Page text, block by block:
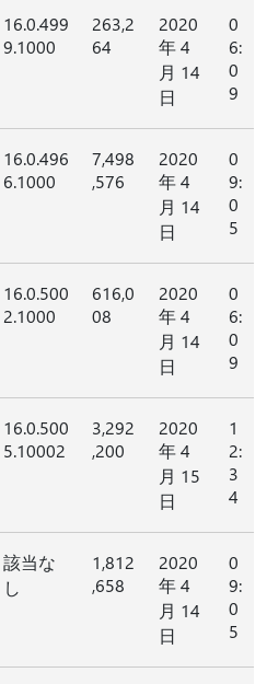
16.0.499
9.1000
263,2
64
2020
年 4
月 14
日
0
6:
0
9
16.0.496
6.1000
7,498
,576
2020
年 4
月 14
日
0
9:
0
5
16.0.500
2.1000
616,0
08
2020
年 4
月 14
日
0
6:
0
9
16.0.500
5.10002
3,292
,200
2020
年 4
月 15
日
1
2:
3
4
該当な
し
1,812
,658
2020
年 4
月 14
日
0
9:
0
5